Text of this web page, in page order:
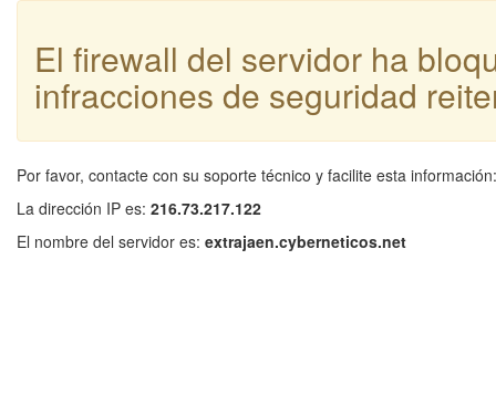
El firewall del servidor ha
infracciones de seguridad
Por favor, contacte con su soporte técnico y facilite esta información:
La dirección IP es: 216.73.217.122
El nombre del servidor es: extrajaen.cyberneticos.net